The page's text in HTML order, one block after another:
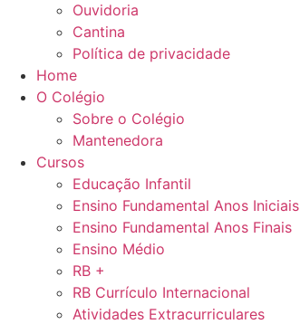
Ouvidoria
Cantina
Política de privacidade
Home
O Colégio
Sobre o Colégio
Mantenedora
Cursos
Educação Infantil
Ensino Fundamental Anos Iniciais
Ensino Fundamental Anos Finais
Ensino Médio
RB +
RB Currículo Internacional
Atividades Extracurriculares